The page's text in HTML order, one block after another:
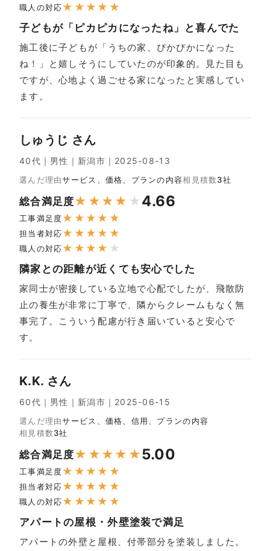
職人の対応★ ★ ★ ★ ★
子どもが「ピカピカになったね」と喜んでた
施工後に子どもが「うちの家、ぴかぴかになった
ね！」と嬉しそうにしていたのが印象的。見た目も
ですが、心地よく過ごせる家になったと実感してい
ます。
しゅうじ さん
40代｜男性｜新潟市｜2025-08-13
選んだ理由サービス、価格、プランの内容相見積数3社
総合満足度★ ★ ★ ★ ★ 4.66
工事満足度★ ★ ★ ★ ★
担当者対応★ ★ ★ ★ ★
職人の対応★ ★ ★ ★ ★
隣家との距離が近くても安心でした
家同士が密接している立地で心配でしたが、飛散防
止の養生が非常に丁寧で、隣からクレームもなく無
事完了。こういう配慮が行き届いていると安心で
す。
K.K. さん
60代｜男性｜新潟市｜2025-06-15
選んだ理由サービス、価格、信用、プランの内容
相見積数3社
総合満足度★ ★ ★ ★ ★5.00
工事満足度★ ★ ★ ★ ★
担当者対応★ ★ ★ ★ ★
職人の対応★ ★ ★ ★ ★
アパートの屋根・外壁塗装で満足
アパートの外壁と屋根、付帯部分を塗装しました。